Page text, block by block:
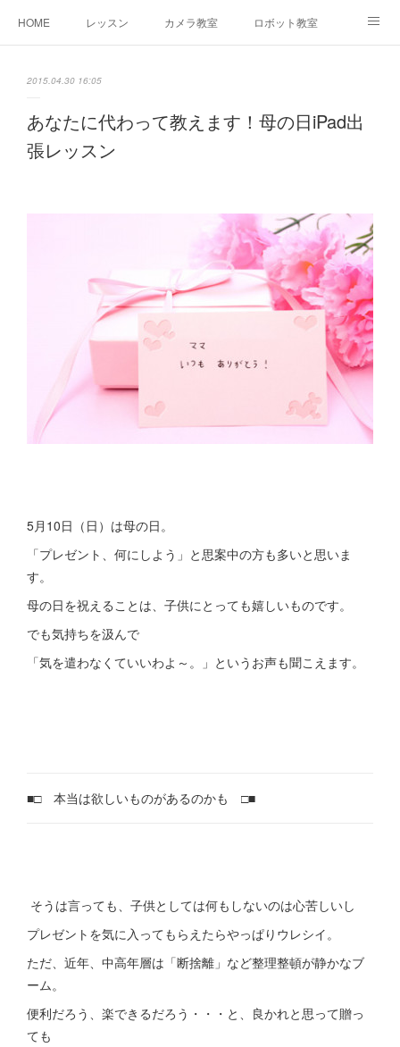
HOME レッスン カメラ教室 ロボット教室
2015.04.30 16:05
あなたに代わって教えます！母の日iPad出
張レッスン
5月10日（日）は母の日。
「プレゼント、何にしよう」と思案中の方も多いと思いま
す。
母の日を祝えることは、子供にとっても嬉しいものです。
でも気持ちを汲んで
「気を遣わなくていいわよ～。」というお声も聞こえます。
■□ 本当は欲しいものがあるのかも □■
そうは言っても、子供としては何もしないのは心苦しいし
プレゼントを気に入ってもらえたらやっぱりウレシイ。
ただ、近年、中高年層は「断捨離」など整理整頓が静かなブ
ーム。
便利だろう、楽できるだろう・・・と、良かれと思って贈っ
ても